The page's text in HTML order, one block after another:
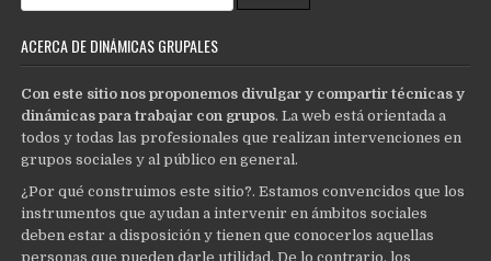
for:
ACERCA DE DINÁMICAS GRUPALES
Con este sitio nos proponemos divulgar y compartir técnicas y
dinámicas para trabajar con grupos. La web está orientada a
todos y todas las profesionales que realizan intervenciones en
grupos sociales y al público en general.
¿Por qué construimos este sitio?. Estamos convencidos que los
instrumentos que ayudan a intervenir en ámbitos sociales
deben estar a disposición y tienen que conocerlos aquellas
personas que pueden darle utilidad. De lo contrario, los